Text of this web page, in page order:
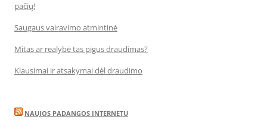
pačių!
Saugaus vairavimo atmintinė
Mitas ar realybė tas pigus draudimas?
Klausimai ir atsakymai dėl draudimo
NAUJOS PADANGOS INTERNETU